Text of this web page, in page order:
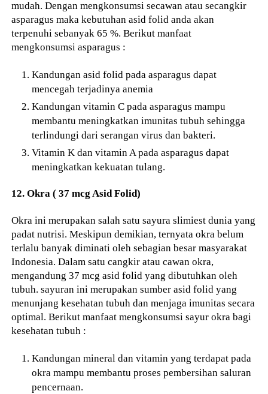
mudah. Dengan mengkonsumsi secawan atau secangkir
asparagus maka kebutuhan asid folid anda akan
terpenuhi sebanyak 65 %. Berikut manfaat
mengkonsumsi asparagus :
Kandungan asid folid pada asparagus dapat
mencegah terjadinya anemia
Kandungan vitamin C pada asparagus mampu
membantu meningkatkan imunitas tubuh sehingga
terlindungi dari serangan virus dan bakteri.
Vitamin K dan vitamin A pada asparagus dapat
meningkatkan kekuatan tulang.
12. Okra ( 37 mcg Asid Folid)
Okra ini merupakan salah satu sayura slimiest dunia yang
padat nutrisi. Meskipun demikian, ternyata okra belum
terlalu banyak diminati oleh sebagian besar masyarakat
Indonesia. Dalam satu cangkir atau cawan okra,
mengandung 37 mcg asid folid yang dibutuhkan oleh
tubuh. sayuran ini merupakan sumber asid folid yang
menunjang kesehatan tubuh dan menjaga imunitas secara
optimal. Berikut manfaat mengkonsumsi sayur okra bagi
kesehatan tubuh :
Kandungan mineral dan vitamin yang terdapat pada
okra mampu membantu proses pembersihan saluran
pencernaan.